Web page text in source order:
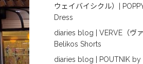
ウェイバイシクル）|
Dress
diaries blog | VERVE（ヴァ
Belikos Shorts
diaries blog | POUTNIK by